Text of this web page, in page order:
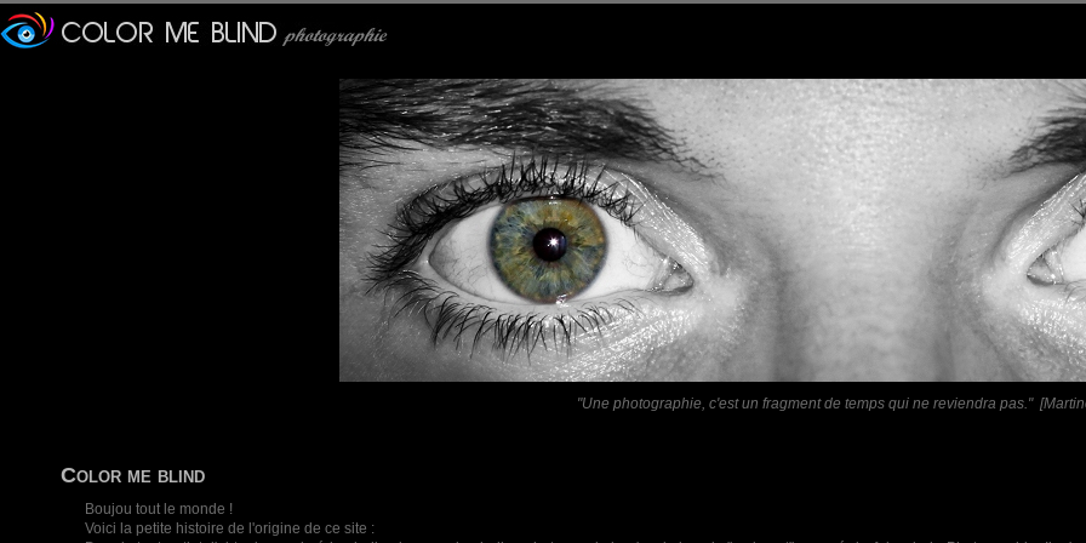
"Une photographie, c'est un fragment de temps qui ne reviendra pas."
Color me blind
Boujou tout le monde !
Voici la petite histoire de l'origine de ce site :